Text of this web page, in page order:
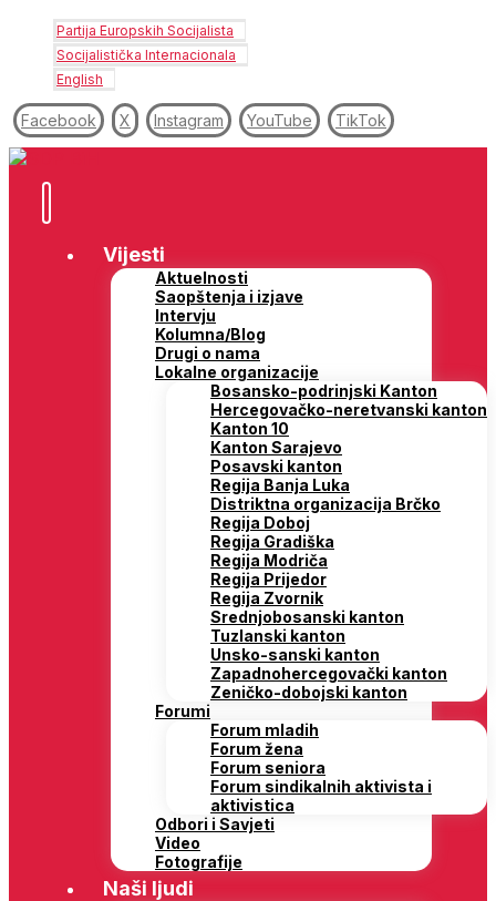
Partija Europskih Socijalista
Socijalistička Internacionala
English
Facebook X Instagram YouTube TikTok
Vijesti
Aktuelnosti
Saopštenja i izjave
Intervju
Kolumna/Blog
Drugi o nama
Lokalne organizacije
Bosansko-podrinjski Kanton
Hercegovačko-neretvanski kanton
Kanton 10
Kanton Sarajevo
Posavski kanton
Regija Banja Luka
Distriktna organizacija Brčko
Regija Doboj
Regija Gradiška
Regija Modriča
Regija Prijedor
Regija Zvornik
Srednjobosanski kanton
Tuzlanski kanton
Unsko-sanski kanton
Zapadnohercegovački kanton
Zeničko-dobojski kanton
Forumi
Forum mladih
Forum žena
Forum seniora
Forum sindikalnih aktivista i
aktivistica
Odbori i Savjeti
Video
Fotografije
Naši ljudi